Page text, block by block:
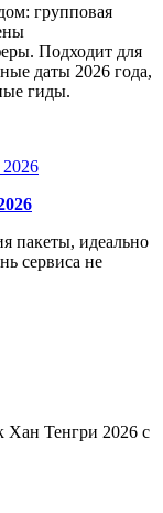
групповая
Подходит для
даты 2026 года,
гиды.
пакеты, идеально
сервиса не
Хан Тенгри 2026 с